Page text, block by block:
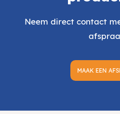
Neem direct contact
MAAK EEN